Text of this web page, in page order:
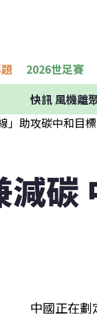
2026世足賽
快訊風機離
減碳
中國正在劃